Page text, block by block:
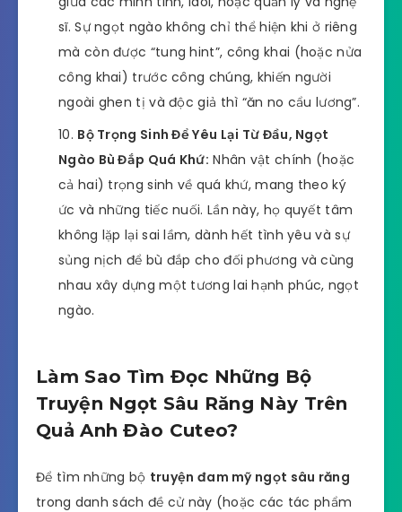
sĩ. Sự ngọt ngào không chỉ thể hiện khi ở riêng
mà còn được “tung hint”, công khai (hoặc nửa
công khai) trước công chúng, khiến người
ngoài ghen tị và độc giả thì “ăn no cẩu lương”.
Bộ Trọng Sinh Để Yêu Lại Từ Đầu, Ngọt
Ngào Bù Đắp Quá Khứ: Nhân vật chính (hoặc
cả hai) trọng sinh về quá khứ, mang theo ký
ức và những tiếc nuối. Lần này, họ quyết tâm
không lặp lại sai lầm, dành hết tình yêu và sự
sủng nịch để bù đắp cho đối phương và cùng
nhau xây dựng một tương lai hạnh phúc, ngọt
ngào.
Làm Sao Tìm Đọc Những Bộ
Truyện Ngọt Sâu Răng Này Trên
Quả Anh Đào Cuteo?
Để tìm những bộ truyện đam mỹ ngọt sâu răng
trong danh sách đề cử này (hoặc các tác phẩm